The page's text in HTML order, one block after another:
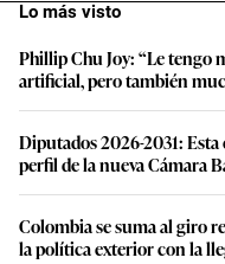
Lo más visto
Phillip Chu Joy: “Le tengo
artificial, pero también
Diputados 2026-2031:
perfil de la nueva Cámara
Colombia se suma al giro
la política exterior con la